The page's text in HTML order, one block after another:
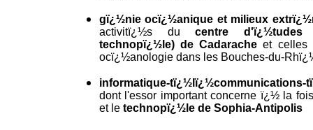
gï¿½nie ocï¿½anique et milieux
activitï¿½s ducentre d'ï¿½tudes
technopï¿½le) de Cadarache et celles
ocï¿½anologie dans les Bouches-du-
informatique-tï¿½lï¿½communications-
dont l'essor important concerne ï¿½ la
et le technopï¿½le de Sophia-Antipolis